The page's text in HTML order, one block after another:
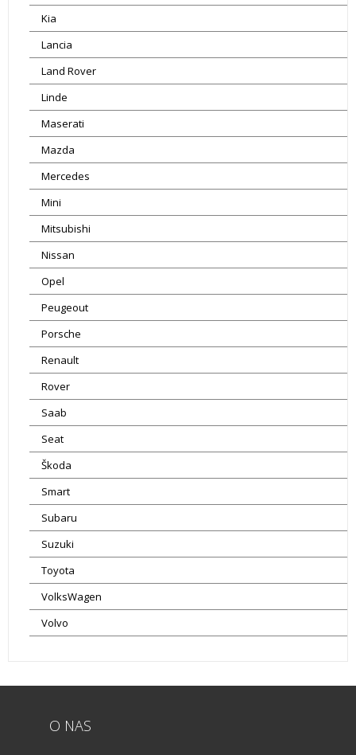
Kia
Lancia
Land Rover
Linde
Maserati
Mazda
Mercedes
Mini
Mitsubishi
Nissan
Opel
Peugeout
Porsche
Renault
Rover
Saab
Seat
Škoda
Smart
Subaru
Suzuki
Toyota
VolksWagen
Volvo
O NAS